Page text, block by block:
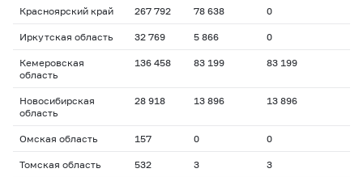
Красноярский край 267 792 78 638 0
Иркутская область 32 769 5 866 0
Кемеровская
область
136 458 83 199 83 199
Новосибирская
область
28 918 13 896 13 896
Омская область 157 0 0
Томская область 532 3 3